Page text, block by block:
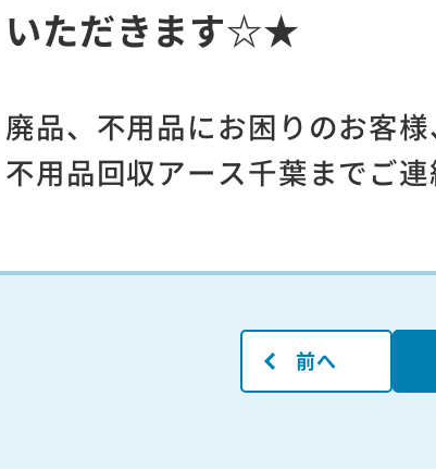
いただきます☆★
廃品、不用品にお困りのお客様
不用品回収アース千葉までご
前へ